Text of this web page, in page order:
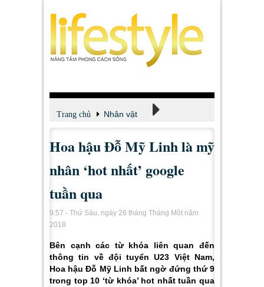
Trang chủ Nhân vật
Theo dòng thời gian
Hoa hậu Đỗ Mỹ Linh là mỹ
nhân ‘hot nhất’ google
tuần qua
9:57 - Thứ Sáu, ngày 26 tháng Tháng Một năm
2018
Bên cạnh các từ khóa liên quan đến
thông tin về đội tuyển U23 Việt Nam,
Hoa hậu Đỗ Mỹ Linh bất ngờ đứng thứ 9
trong top 10 ‘từ khóa’ hot nhất tuần qua